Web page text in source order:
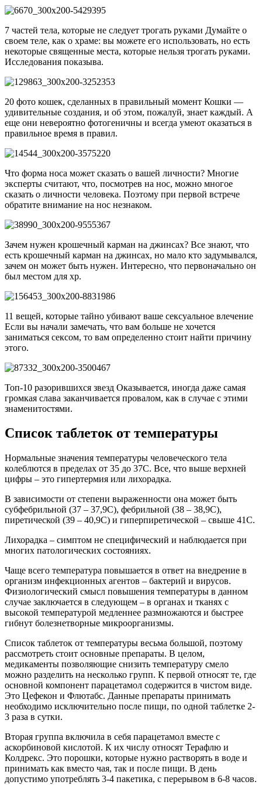
7 частей тела, которые не следует трогать руками Думайте о
своем теле, как о храме: вы можете его использовать, но есть
некоторые священные места, которые нельзя трогать руками.
Исследования показыва.
20 фото кошек, сделанных в правильный момент Кошки —
удивительные создания, и об этом, пожалуй, знает каждый. А
еще они невероятно фотогеничны и всегда умеют оказаться в
правильное время в правил.
Что форма носа может сказать о вашей личности? Многие
эксперты считают, что, посмотрев на нос, можно многое
сказать о личности человека. Поэтому при первой встрече
обратите внимание на нос незнаком.
Зачем нужен крошечный карман на джинсах? Все знают, что
есть крошечный карман на джинсах, но мало кто задумывался,
зачем он может быть нужен. Интересно, что первоначально он
был местом для хр.
11 вещей, которые тайно убивают ваше сексуальное влечение
Если вы начали замечать, что вам больше не хочется
заниматься сексом, то вам определенно стоит найти причину
этого.
Топ-10 разорившихся звезд Оказывается, иногда даже самая
громкая слава заканчивается провалом, как в случае с этими
знаменитостями.
Список таблеток от температуры
Нормальные значения температуры человеческого тела
колеблются в пределах от 35 до 37С. Все, что выше верхней
цифры – это гипертермия или лихорадка.
В зависимости от степени выраженности она может быть
субфебрильной (37 – 37,9С), фебрильной (38 – 38,9С),
пиретической (39 – 40,9С) и гиперпиретической – свыше 41С.
Лихорадка – симптом не специфический и наблюдается при
многих патологических состояниях.
Чаще всего температура повышается в ответ на внедрение в
организм инфекционных агентов – бактерий и вирусов.
Физиологический смысл повышения температуры в данном
случае заключается в следующем – в органах и тканях с
высокой температурой медленнее размножаются и быстрее
гибнут болезнетворные микроорганизмы.
Список таблеток от температуры весьма большой, поэтому
рассмотреть стоит основные препараты. В целом,
медикаменты позволяющие снизить температуру смело
можно разделить на несколько групп. К первой относят те, где
основной компонент парацетамол содержится в чистом виде.
Это Цефекон и Флютабс. Данные препараты принимать
необходимо исключительно после пищи, по одной таблетке 2-
3 раза в сутки.
Вторая группа включила в себя парацетамол вместе с
аскорбиновой кислотой. К их числу относят Терафлю и
Колдрекс. Это порошки, которые нужно растворять в воде и
принимать как вместо чая, так и после пищи. В день
допустимо употреблять 3-4 пакетика, с перерывом в 6-8 часов.